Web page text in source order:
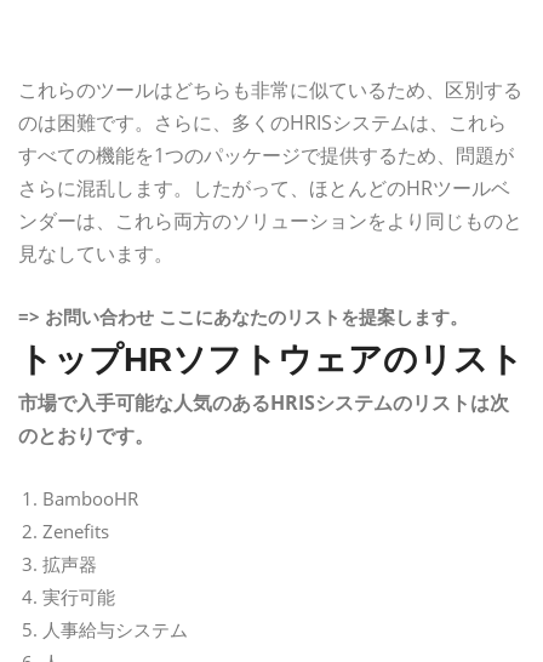
これらのツールはどちらも非常に似ているため、区別する
のは困難です。さらに、多くのHRISシステムは、これら
すべての機能を1つのパッケージで提供するため、問題が
さらに混乱します。したがって、ほとんどのHRツールベ
ンダーは、これら両方のソリューションをより同じものと
見なしています。
=> お問い合わせ ここにあなたのリストを提案します。
トップHRソフトウェアのリスト
市場で入手可能な人気のあるHRISシステムのリストは次
のとおりです。
BambooHR
Zenefits
拡声器
実行可能
人事給与システム